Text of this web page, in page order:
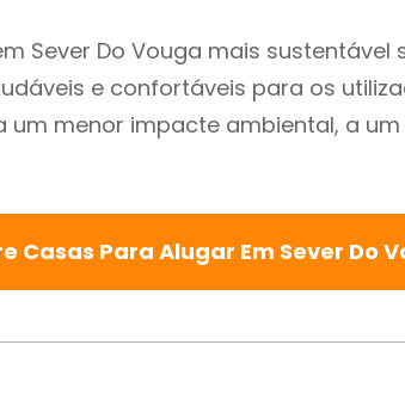
Sever Do Vouga mais sustentável
e confortáveis para os
um menor impacte ambiental, a
Casas Para Alugar Em Sever Do